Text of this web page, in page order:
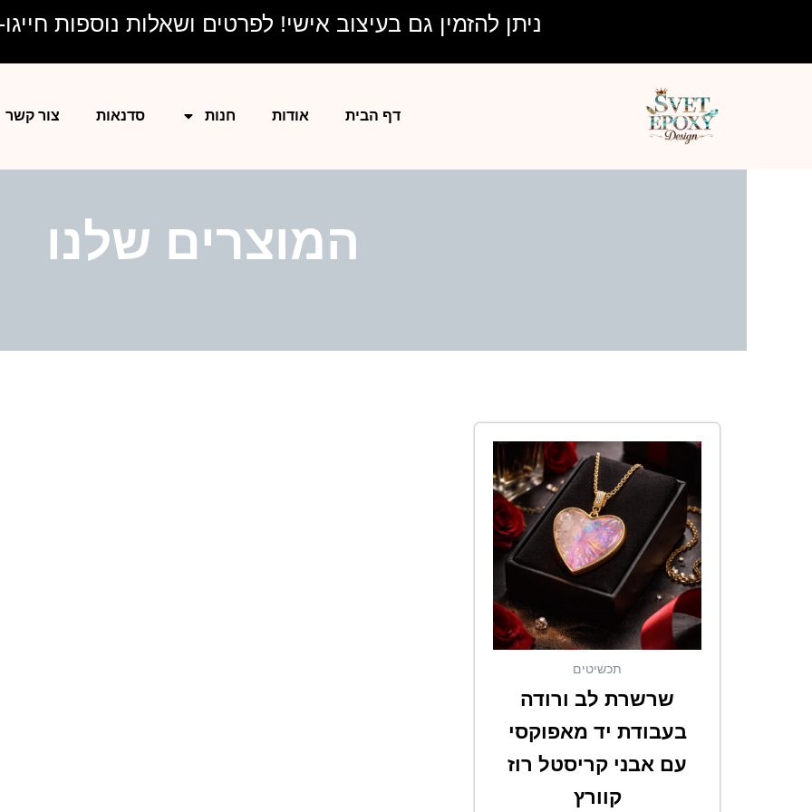
ניתן להזמין גם בעיצוב אישי! לפרטים ושאלות נוספות חייגו-
דף הבית אודות חנות סדנאות צור קשר
המוצרים שלנו
תכשיטים
שרשרת לב ורודה
בעבודת יד מאפוקסי
עם אבני קריסטל רוז
קוורץ